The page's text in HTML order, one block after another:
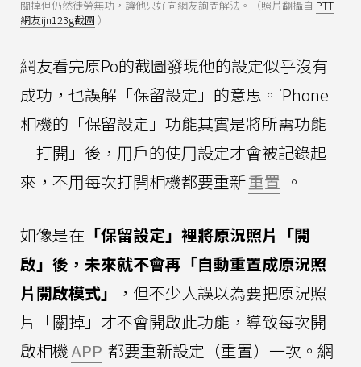
關掉但仍然徒勞無功，讓他只好向網友詢問解法。（照片翻攝自 PTT
網友ijn123g截圖 ）
網友看完原Po的截圖發現他的設定似乎沒有
成功，也誤解「保留設定」的意思。iPhone
相機的「保留設定」功能其實是將所需功能
「打開」後，用戶的使用設定才會被記錄起
來，不用每次打開相機都要重新重置 。
如像是在 「保留設定」裡將原況照片「開
啟」後，未來就不會再「自動重置成原況照
片開啟模式」
，但不少人誤以為要把原況照
片「關掉」才不會開啟此功能，導致每次開
啟相機APP 都要重新設定（重置）一次。網